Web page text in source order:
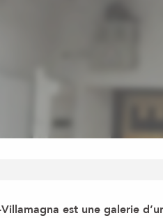
est une galerie